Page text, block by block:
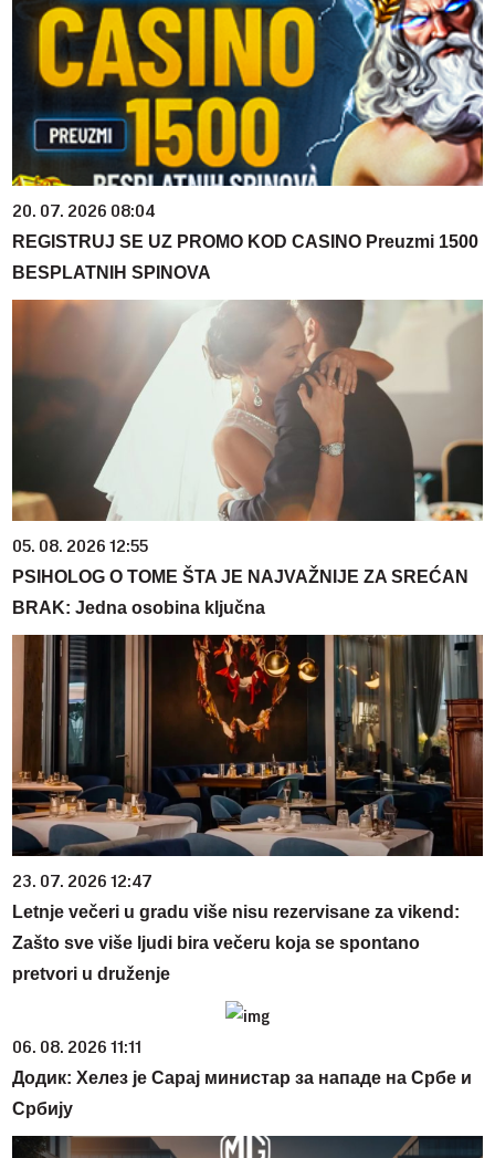
20. 07. 2026 08:04
REGISTRUJ SE UZ PROMO KOD CASINO Preuzmi 1500
BESPLATNIH SPINOVA
05. 08. 2026 12:55
PSIHOLOG O TOME ŠTA JE NAJVAŽNIJE ZA SREĆAN
BRAK: Jedna osobina ključna
23. 07. 2026 12:47
Letnje večeri u gradu više nisu rezervisane za vikend:
Zašto sve više ljudi bira večeru koja se spontano
pretvori u druženje
06. 08. 2026 11:11
Додик: Хелез је Сарај министар за нападе на Србе и
Србију